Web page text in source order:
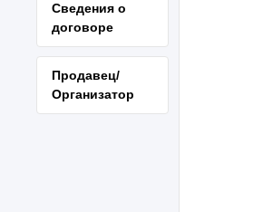
Сведения о
договоре
Продавец/
Организатор